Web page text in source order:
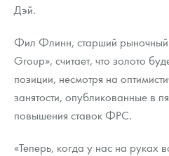
Дэй.
Фил Флинн, старший рыночный
Group», считает, что золото
позиции, несмотря на
занятости, опубликованные в
повышения ставок ФРС.
«Теперь, когда у нас на руках